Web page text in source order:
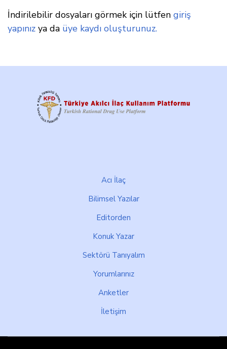
İndirilebilir dosyaları görmek için lütfen giriş
yapınız ya da üye kaydı oluşturunuz.
Acı İlaç
Bilimsel Yazılar
Editorden
Konuk Yazar
Sektörü Tanıyalım
Yorumlarınız
Anketler
İletişim